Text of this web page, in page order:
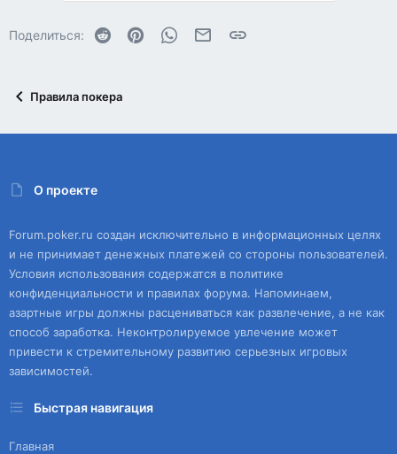
Поделиться: Reddit PinterestWhatsAppЭлектронная почта
Ссылка
Правила покера
О проекте
Forum.poker.ru создан исключительно в информационных целях
и не принимает денежных платежей со стороны пользователей.
Условия использования содержатся в политике
конфиденциальности и правилах форума. Напоминаем,
азартные игры должны расцениваться как развлечение, а не как
способ заработка. Неконтролируемое увлечение может
привести к стремительному развитию серьезных игровых
зависимостей.
Быстрая навигация
Главная